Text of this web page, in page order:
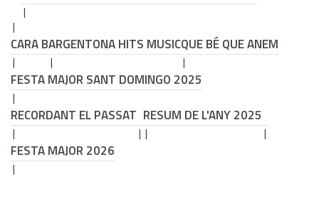
CARA BARGENTONA HITS MUSICQUE BÉ QUE ANEM
FESTA MAJOR SANT DOMINGO 2025
RECORDANT EL PASSAT RESUM DE L'ANY 2025
FESTA MAJOR 2026